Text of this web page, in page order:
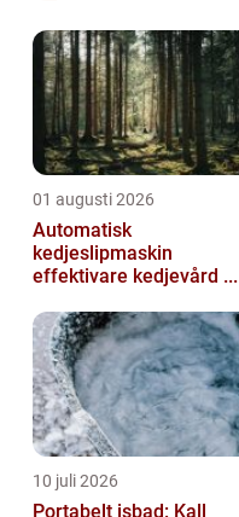
01 augusti 2026
Automatisk
kedjeslipmaskin
effektivare kedjevård ...
10 juli 2026
Portabelt isbad: Kall